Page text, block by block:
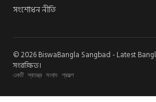
সংশোধন নীতি
© 2026 BiswaBangla Sangbad - Latest
সংরক্ষিত।
একটি স্বতন্ত্র সংবাদ প্রকল্প